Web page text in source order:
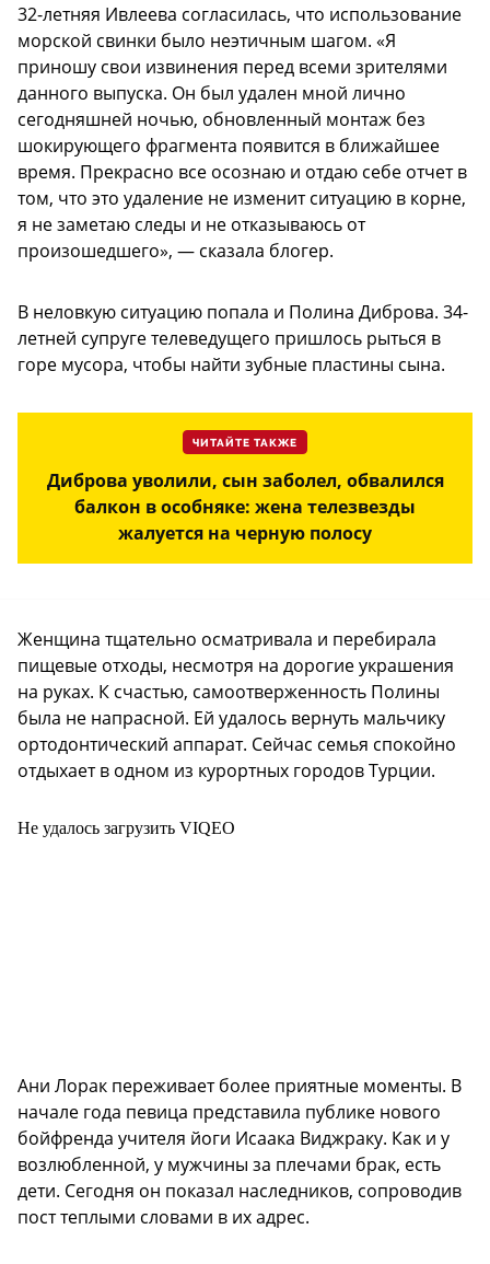
32-летняя Ивлеева согласилась, что использование
морской свинки было неэтичным шагом. «Я
приношу свои извинения перед всеми зрителями
данного выпуска. Он был удален мной лично
сегодняшней ночью, обновленный монтаж без
шокирующего фрагмента появится в ближайшее
время. Прекрасно все осознаю и отдаю себе отчет в
том, что это удаление не изменит ситуацию в корне,
я не заметаю следы и не отказываюсь от
произошедшего», — сказала блогер.
В неловкую ситуацию попала и Полина Диброва. 34-
летней супруге телеведущего пришлось рыться в
горе мусора, чтобы найти зубные пластины сына.
ЧИТАЙТЕ ТАКЖЕ
Диброва уволили, сын заболел, обвалился
балкон в особняке: жена телезвезды
жалуется на черную полосу
Женщина тщательно осматривала и перебирала
пищевые отходы, несмотря на дорогие украшения
на руках. К счастью, самоотверженность Полины
была не напрасной. Ей удалось вернуть мальчику
ортодонтический аппарат. Сейчас семья спокойно
отдыхает в одном из курортных городов Турции.
Не удалось загрузить VIQEO
Ани Лорак переживает более приятные моменты. В
начале года певица представила публике нового
бойфренда учителя йоги Исаака Виджраку. Как и у
возлюбленной, у мужчины за плечами брак, есть
дети. Сегодня он показал наследников, сопроводив
пост теплыми словами в их адрес.